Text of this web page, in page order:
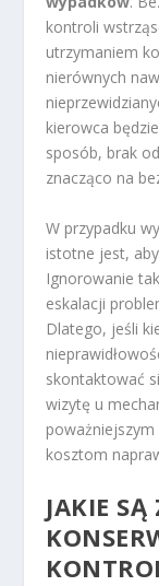
kontroli
utrzymaniem
nierównych
kierowca
sposób, brak
znacząco na
W przypadku
istotne jest,
Ignorowanie
eskalacji
Dlatego, jeśli
skontaktować
wizytę u
kosztom
JAKIE SĄ